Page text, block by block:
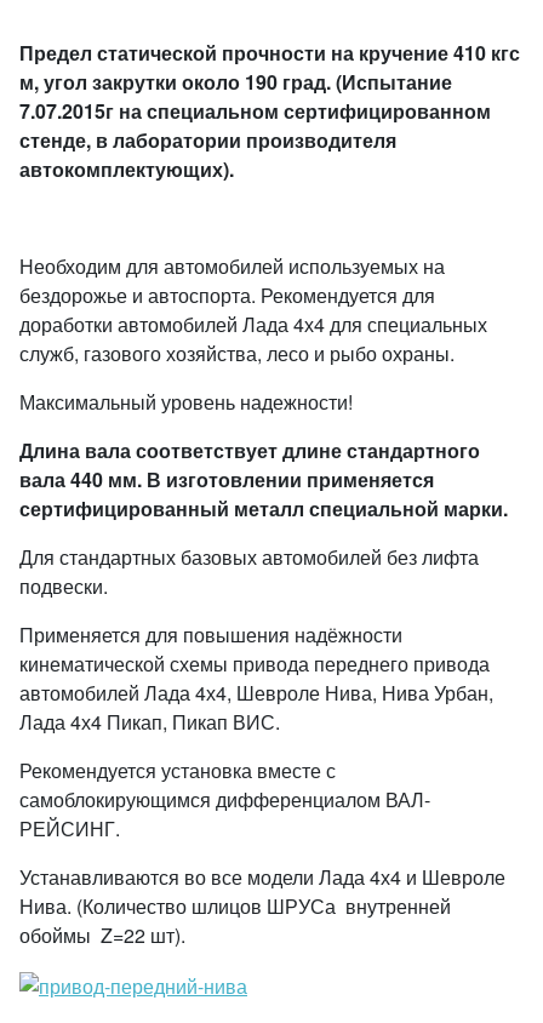
Предел статической прочности на кручение 410 кгс
м, угол закрутки около 190 град. (Испытание
7.07.2015г на специальном сертифицированном
стенде, в лаборатории производителя
автокомплектующих).
Необходим для автомобилей используемых на
бездорожье и автоспорта. Рекомендуется для
доработки автомобилей Лада 4х4 для специальных
служб, газового хозяйства, лесо и рыбо охраны.
Максимальный уровень надежности!
Длина вала соответствует длине стандартного
вала 440 мм. В изготовлении применяется
сертифицированный металл специальной марки.
Для стандартных базовых автомобилей без лифта
подвески.
Применяется для повышения надёжности
кинематической схемы привода переднего привода
автомобилей Лада 4х4, Шевроле Нива, Нива Урбан,
Лада 4х4 Пикап, Пикап ВИС.
Рекомендуется установка вместе с
самоблокирующимся дифференциалом ВАЛ-
РЕЙСИНГ.
Устанавливаются во все модели Лада 4х4 и Шевроле
Нива. (Количество шлицов ШРУСа внутренней
обоймы Z=22 шт).